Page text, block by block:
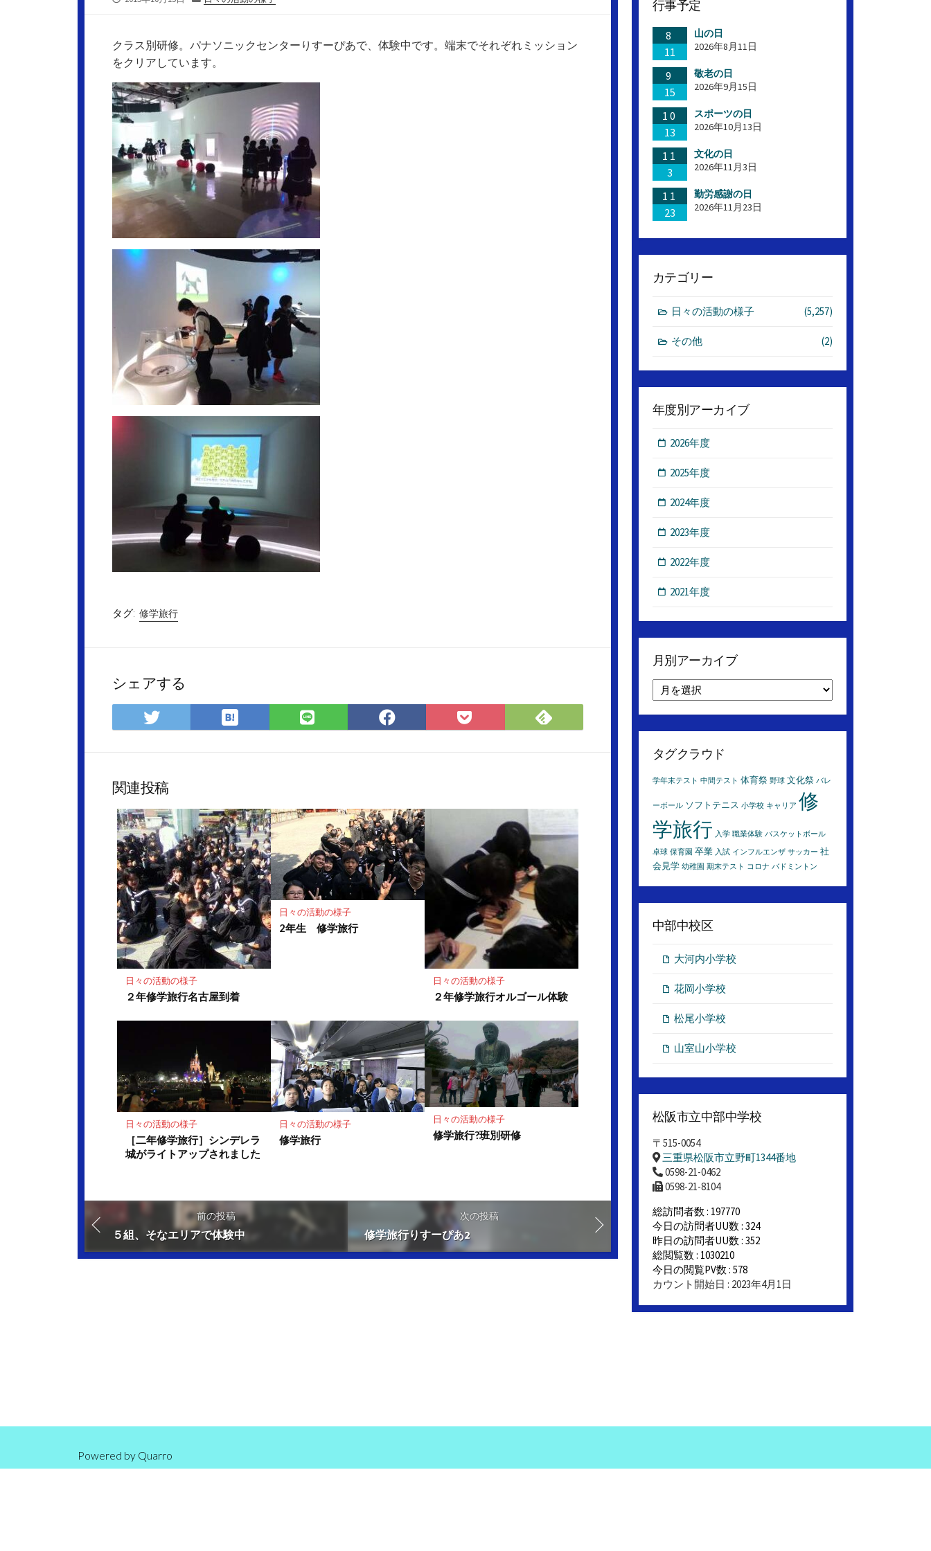
リ
ー
クラス別研修。パナソニックセンターりすーぴあで、体験中です。端末でそれぞれミッション
をクリアしています。
タグ: 修学旅行
シェアする
Twitter
で
ア
は
て
マ
ー
ク
に
保
存
LINE
で
Facebook
で
Pocket
に
Feedly
で
関連投稿
日々の活動の様子
２年修学旅行名古屋到着
日々の活動の様子
2年生 修学旅行
日々の活動の様子
２年修学旅行オルゴール体験
日々の活動の様子
［二年修学旅行］シンデレラ
城がライトアップされました
日々の活動の様子
修学旅行
日々の活動の様子
修学旅行?班別研修
前の投稿
５組、そなエリアで体験中
次の投稿
修学旅行りすーぴあ2
行事予定
8
11
山の日
2026年8月11日
9
15
敬老の日
2026年9月15日
10
13
スポーツの日
2026年10月13日
11
3
文化の日
2026年11月3日
11
23
勤労感謝の日
2026年11月23日
カテゴリー
日々の活動の様子 (5,257)
その他 (2)
年度別アーカイブ
2026年度
2025年度
2024年度
2023年度
2022年度
2021年度
月別アーカイブ
別
ア
ー
イ
タグクラウド
学年末テスト 中間テスト 体育祭 野球 文化祭 バレ
ーボール ソフトテニス 小学校 キャリア 修
学旅行 入学 職業体験 バスケットボール
卓球 保育園 卒業 入試 インフルエンザ サッカー 社
会見学 幼稚園 期末テスト コロナ バドミントン
中部中校区
大河内小学校
花岡小学校
松尾小学校
山室山小学校
松阪市立中部中学校
〒515-0054
三重県松阪市立野町1344番地
0598-21-0462
0598-21-8104
総訪問者数 : 197770
今日の訪問者UU数 : 324
昨日の訪問者UU数 : 352
総閲覧数 : 1030210
今日の閲覧PV数 : 578
カウント開始日 : 2023年4月1日
Powered by Quarro